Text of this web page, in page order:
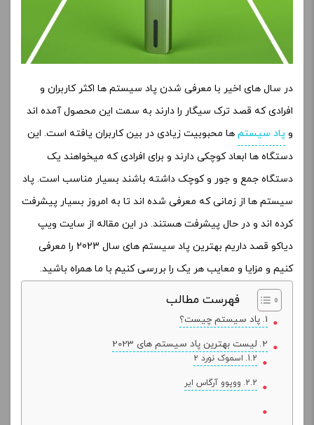
در سال های اخیر با معرفی شدن پاد سیستم ها اکثر کاربران و
افرادی که قصد ترک سیگار را دارند به سمت این محصول آمده اند
و پاد سیستم ها محبوبیت زیادی در بین کاربران یافته است. این
دستگاه ها ابعاد کوچکی دارند و برای افرادی که میخواهند یک
دستگاه جمع و جور و کوچک داشته باشند بسیار مناسب است. پاد
سیستم ها از زمانی که معرفی شده اند تا به امروز بسیار پیشرفت
کرده اند و در حال پیشرفت هستند. در این مقاله از سایت ویپ
دیاکو قصد داریم بهترین پاد سیستم های سال 2023 را معرفی
کنیم و مزایا و معایب هر یک را بررسی کنیم با ما همراه باشید.
فهرست مطالب
پاد سیستم چیست؟
لیست بهترین پاد سیستم های 2023
اسموک نورد ۲
ووپوو آرگاس ایر